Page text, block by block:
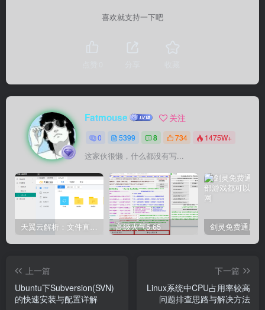
喜欢就支持一下吧
Fatmouse 关注
0 5399 8 734 1475W+
这家伙很懒，什么都没有写...
天翼云解析：文件直链获取源码 高级火气5.65
上一篇
Ubuntu下Subversion(SVN)
的快速安装与配置详解
下一篇
Linux系统中CPU占用率较高
问题排查思路与解决方法